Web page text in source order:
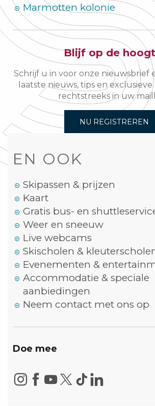
Marmotten kolonie
Blijf op de
Schrijf u in voor onze nieuwsbrief
laatste nieuws, tips en
rechtstreeks in uw
NU REGISTREREN
EN OOK
Skipassen & prijzen
Kaart
Gratis bus- en
Weer en sneeuw
Live webcams
Skischolen &
Evenementen &
Accommodatie & speciale
aanbiedingen
Neem contact met ons op
Doe mee